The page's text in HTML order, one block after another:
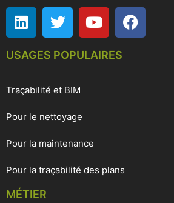
USAGES POPULAIRES
Traçabilité et BIM
Pour le nettoyage
Pour la maintenance
Pour la traçabilité des plans
MÉTIER